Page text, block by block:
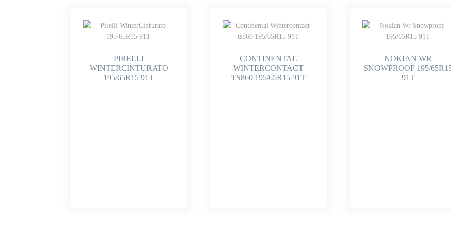
PIRELLI
WINTERCINTURATO
195/65R15 91T
CONTINENTAL
WINTERCONTACT
TS860 195/65R15 91T
NOKIAN WR
SNOWPROOF 195/
91T